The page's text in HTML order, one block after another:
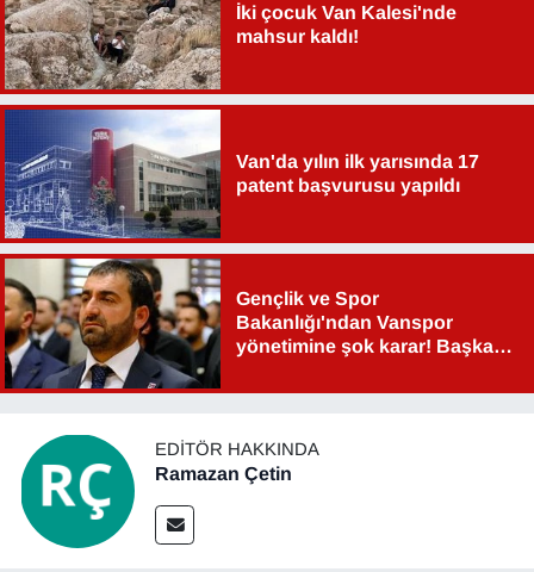
İki çocuk Van Kalesi'nde
mahsur kaldı!
Van'da yılın ilk yarısında 17
patent başvurusu yapıldı
Gençlik ve Spor
Bakanlığı'ndan Vanspor
yönetimine şok karar! Başkan
EDITÖR HAKKINDA
Ramazan Çetin
Resmi İlanlar
RÖPORTAJ
SAĞLIK
Seri İlan
Sinema - TV
SİYASET
SPOR
TEBRİK
TEKNOLOJİ